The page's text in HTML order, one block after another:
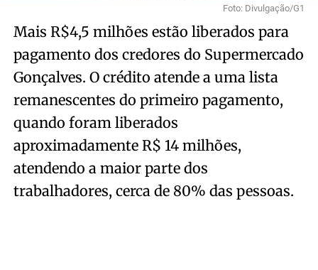
Foto: Divulgação/G1
Mais R$4,5 milhões estão liberados para
pagamento dos credores do Supermercado
Gonçalves. O crédito atende a uma lista
remanescentes do primeiro pagamento,
quando foram liberados
aproximadamente R$ 14 milhões,
atendendo a maior parte dos
trabalhadores, cerca de 80% das pessoas.